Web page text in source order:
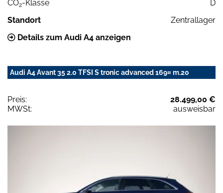
CO2-Klasse
D
Standort
Zentrallager
Details zum Audi A4 anzeigen
Audi A4 Avant 35 2.0 TFSI S tronic advanced 169¤ m.20
Preis:
28.499,00 €
MWSt:
ausweisbar